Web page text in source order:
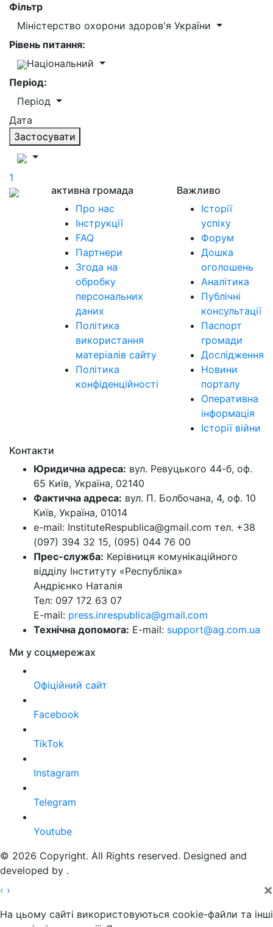
Фільтр
Міністерство охорони здоров'я України
Рівень питання:
Національний
Період:
Період
Дата
Застосувати
1
активна громада
Про нас
Інструкції
FAQ
Партнери
Згода на
обробку
персональних
даних
Політика
використання
матеріалів сайту
Політика
конфіденційності
Важливо
Історії
успіху
Форум
Дошка
оголошень
Аналітика
Публічні
консультації
Паспорт
громади
Дослідження
Новини
порталу
Оперативна
інформація
Історії війни
Контакти
Юридична адреса: вул. Ревуцького 44-б, оф.
65 Київ, Україна, 02140
Фактична адреса: вул. П. Болбочана, 4, оф. 10
Київ, Україна, 01014
e-mail: InstituteRespublica@gmail.com тел. +38
(097) 394 32 15, (095) 044 76 00
Прес-служба: Керівниця комунікаційного
відділу Інституту «Республіка»
Андрієнко Наталія
Тел: 097 172 63 07
E-mail: press.inrespublica@gmail.com
Технічна допомога: E-mail: support@ag.com.ua
Ми у соцмережах
Офіційний сайт
Facebook
TikTok
Instagram
Telegram
Youtube
© 2026 Copyright. All Rights reserved. Designed and
developed by .
‹ › ×
На цьому сайті використовуються cookie-файли та інші